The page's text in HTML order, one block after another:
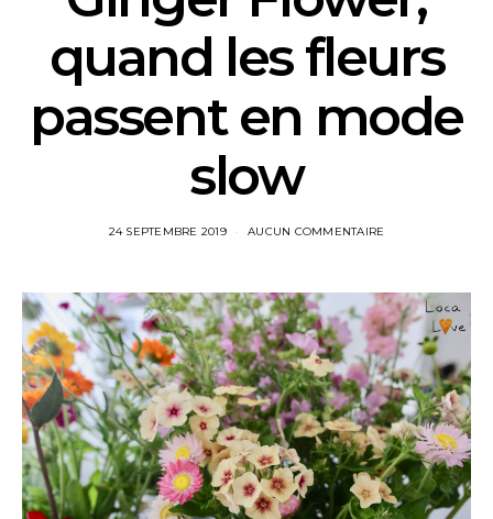
quand les fleurs
passent en mode
slow
24 SEPTEMBRE 2019 AUCUN COMMENTAIRE